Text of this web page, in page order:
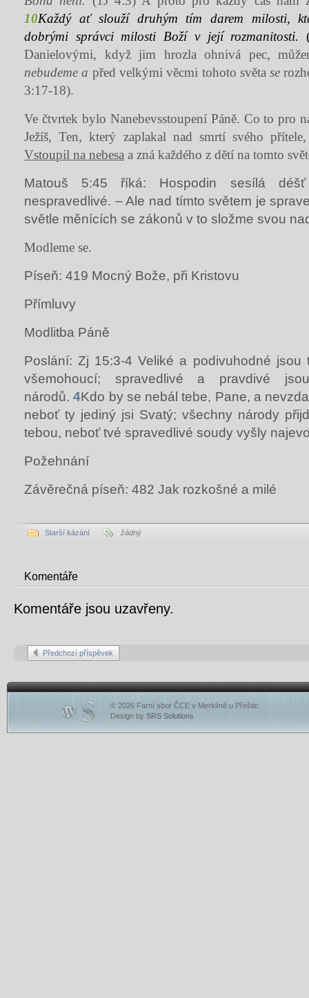
10Každý ať slouží druhým tím darem milosti,
dobrými správci milosti Boží v její rozmanitosti.
Danielovými, když jim hrozla ohnivá pec,
nebudeme a před velkými věcmi tohoto světase
3:17-18).
Ve čtvrtek bylo Nanebevsstoupení Páně. Co to pro
Ježíš, Ten, který zaplakal nad smrtí svého
Vstoupil na nebesa a zná každého z dětí na tomto
Matouš 5:45 říká: Hospodin sesílá
nespravedlivé. – Ale nad tímto světem je
světle měnících se zákonů v to složme svou
Modleme se.
Píseň: 419 Mocný Bože, při Kristovu
Přímluvy
Modlitba Páně
Poslání: Zj 15:3-4Veliké a podivuhodné jsou
všemohoucí; spravedlivé a pravdivé
národů.4Kdo by se nebál tebe, Pane, a
neboť ty jediný jsi Svatý; všechny národy
tebou, neboť tvé spravedlivé soudy vyšly
Požehnání
Závěrečná píseň: 482 Jak rozkošné a milé
Starší kázání žádný
Komentáře
Komentáře jsou uzavřeny.
Předchozí příspěvek
© 2026 Farní sbor ČCE v Merklíně u Přeštic
Design by SRS Solutions